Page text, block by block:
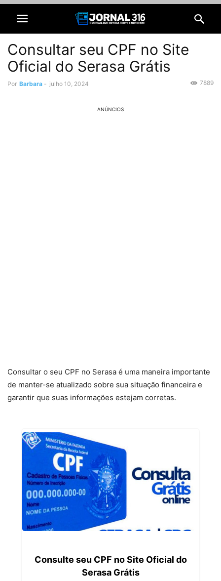
Consultar seu CPF no Site
Oficial do Serasa Grátis
Por Barbara - julho 10, 2024 7889
ANÚNCIOS
Consultar o seu CPF no Serasa é uma maneira importante
de manter-se atualizado sobre sua situação financeira e
garantir que suas informações estejam corretas.
Consulte seu CPF no Site Oficial do
Serasa Grátis